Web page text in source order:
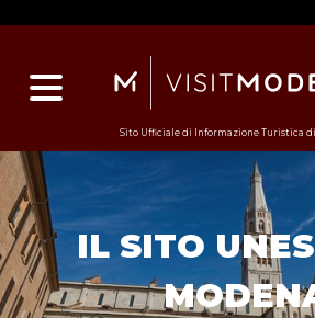
Sito Ufficiale di Informazione Turistica
IL SITO